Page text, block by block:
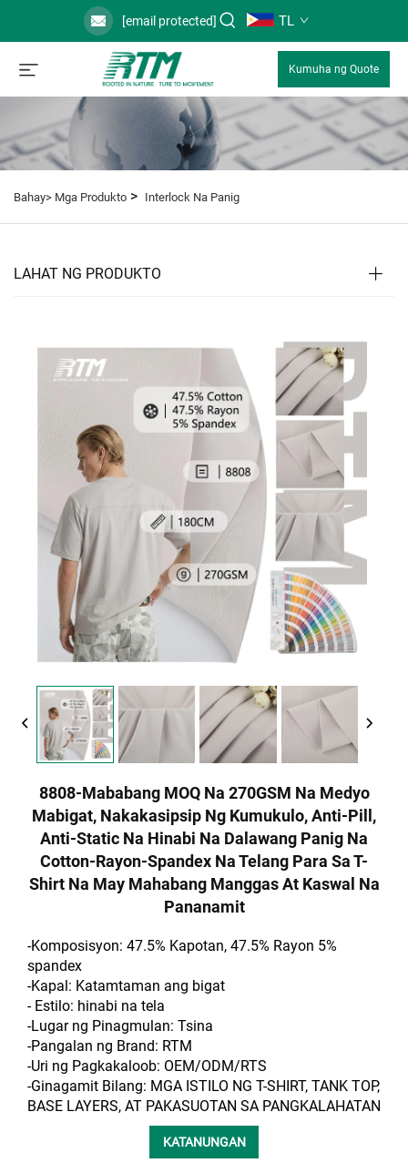
[email protected] TL
Kumuha ng Quote
Bahay> Mga Produkto > Interlock Na Panig
LAHAT NG PRODUKTO
8808-Mababang MOQ Na 270GSM Na Medyo
Mabigat, Nakakasipsip Ng Kumukulo, Anti-Pill,
Anti-Static Na Hinabi Na Dalawang Panig Na
Cotton-Rayon-Spandex Na Telang Para Sa T-
Shirt Na May Mahabang Manggas At Kaswal Na
Pananamit
-Komposisyon: 47.5% Kapotan, 47.5% Rayon 5%
spandex
-Kapal: Katamtaman ang bigat
- Estilo: hinabi na tela
-Lugar ng Pinagmulan: Tsina
-Pangalan ng Brand: RTM
-Uri ng Pagkakaloob: OEM/ODM/RTS
-Ginagamit Bilang: MGA ISTILO NG T-SHIRT, TANK TOP,
BASE LAYERS, AT PAKASUOTAN SA PANGKALAHATAN
KATANUNGAN